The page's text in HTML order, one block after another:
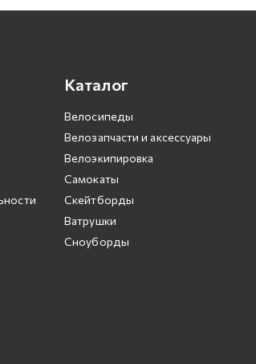
Каталог
Велосипеды
Велозапчасти и аксессуары
Велоэкипировка
Самокаты
Скейтборды
Ватрушки
Сноуборды